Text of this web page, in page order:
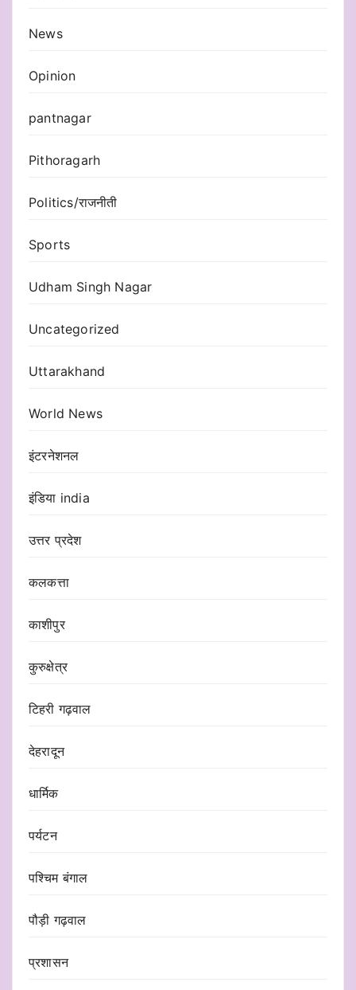
News
Opinion
pantnagar
Pithoragarh
Politics/राजनीती
Sports
Udham Singh Nagar
Uncategorized
Uttarakhand
World News
इंटरनेशनल
इंडिया india
उत्तर प्रदेश
कलकत्ता
काशीपुर
कुरुक्षेत्र
टिहरी गढ़वाल
देहरादून
धार्मिक
पर्यटन
पश्चिम बंगाल
पौड़ी गढ़वाल
प्रशासन